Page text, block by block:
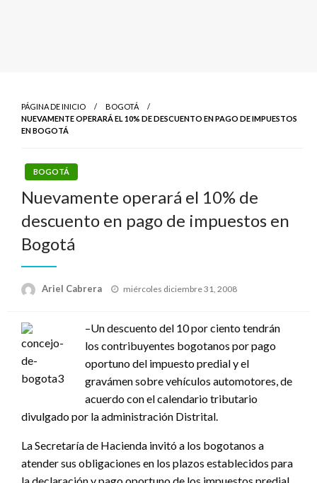
PÁGINA DE INICIO
BOGOTÁ
NUEVAMENTE OPERARÁ EL 10% DE DESCUENTO EN PAGO DE IMPUESTOS
EN BOGOTÁ
BOGOTÁ
Nuevamente operará el 10% de
descuento en pago de impuestos en
Bogotá
Ariel Cabrera
Publicado
miércoles diciembre 31, 2008
–Un descuento del 10 por ciento tendrán
los contribuyentes bogotanos por pago
oportuno del impuesto predial y el
gravámen sobre vehículos automotores, de
acuerdo con el calendario tributario
divulgado por la administración Distrital.
La Secretaría de Hacienda invitó a los bogotanos a
atender sus obligaciones en los plazos establecidos para